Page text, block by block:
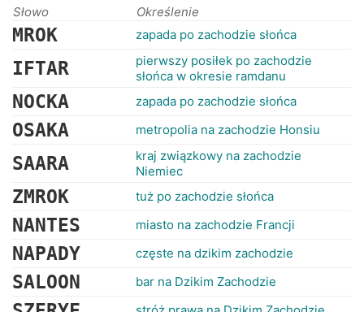
RANKINGI
Słowo Określenie
MROK zapada po zachodzie słońca
IFTAR
pierwszy posiłek po zachodzie
słońca w okresie ramdanu
NOCKA zapada po zachodzie słońca
OSAKA metropolia na zachodzie Honsiu
SAARA
kraj związkowy na zachodzie
Niemiec
ZMROK tuż po zachodzie słońca
NANTES miasto na zachodzie Francji
NAPADY częste na dzikim zachodzie
SALOON bar na Dzikim Zachodzie